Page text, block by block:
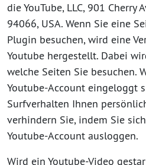
die YouTube, LLC, 901 Cherry
94066, USA. Wenn Sie eine
Plugin besuchen, wird eine
Youtube hergestellt. Dabei
welche Seiten Sie besuchen.
Youtube-Account eingeloggt
Surfverhalten Ihnen
verhindern Sie, indem Sie
Youtube-Account ausloggen.
Wird ein Youtube-Video